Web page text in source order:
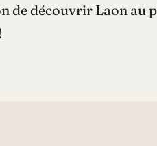
de découvrir Laon au